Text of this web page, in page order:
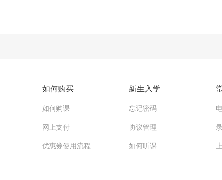
如何购买
如何购课
网上支付
优惠券使用流程
新生入学
忘记密码
协议管理
如何听课